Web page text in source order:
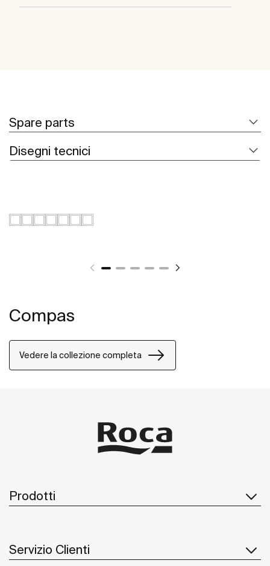
Spare parts
Disegni tecnici
Compas
Vedere la collezione completa
Prodotti
Servizio Clienti